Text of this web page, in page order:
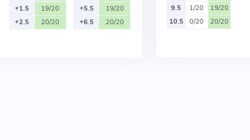
+1.5
19/20
+2.5
20/20
+5.5
19/20
+6.5
20/20
9.5
1/20
19/20
10.5
0/20 20/20